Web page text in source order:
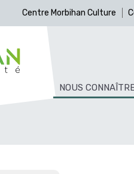
Centre Morbihan Culture
NOUS